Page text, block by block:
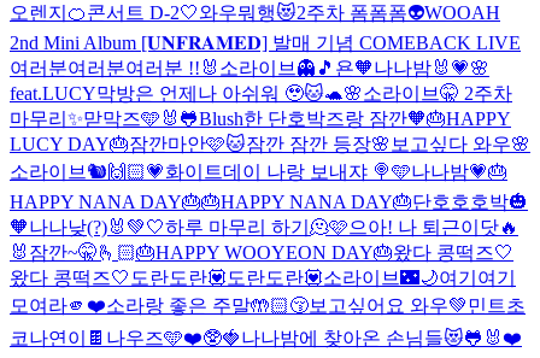
오렌지🍊콘서트 D-2🤍와우뭐행😻2주차 폼폼폼👽WOOAH
2nd Mini Album [𝐔𝐍𝐅𝐑𝐀𝐌𝐄𝐃] 발매 기념 COMEBACK LIVE
여러분여러분여러분 !!🐰 소라이브👻🎵 욘🧡나나밤🐰💗🌸
feat.LUCY막방은 언제나 아쉬워 🥹🐱🐢🌸소라이브🤫 2주차
마무리✨맏막즈🩵🐰🐸Blush한 단호박즈랑 잠깐🧡🎂HAPPY
LUCY DAY🎂잠깐마안🩷🐱잠깐 잠깐 등장🌸 보고싶다 와우🌸
소라이브🐿️🙌🏻💗화이트데이 나랑 보내쟈 🍭🩵나나밤💗🎂
HAPPY NANA DAY🎂🎂HAPPY NANA DAY🎂단호호호박🎃
🧡나나낮(?)🐰💚🤍하루 마무리 하기🫠🩷으아! 나 퇴근이닷🔥
🐰 잠깐~🤫🫰🏻🎂HAPPY WOOYEON DAY🎂왔다 콩떡즈🤍
왔다 콩떡즈🤍 도란도란💟도란도란💟소라이브🌃🌙여기여기
모여라🫵❤️소라랑 좋은 주말🤲🏻😚보고싶어요 와우💚민트초
코나연이🍫 나우즈🩵❤️🥸🍓나나밤에 찾아온 손님들😻🐸🐰 ❤️